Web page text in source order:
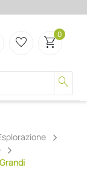
search
favorite_border shopping_cart0